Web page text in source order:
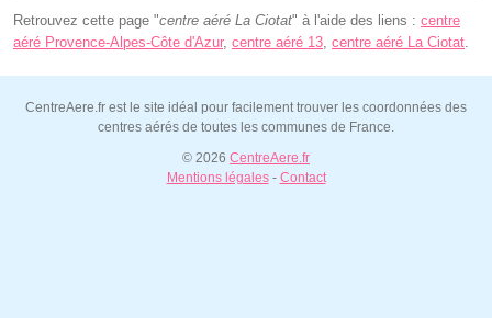
Retrouvez cette page "centre aéré La Ciotat" à l'aide des liens : centre
aéré Provence-Alpes-Côte d'Azur, centre aéré 13 centre aéré La Ciotat
CentreAere.fr est le site idéal pour facilement trouver les coordonnées des
centres aérés de toutes les communes de France.
© 2026 CentreAere.fr
Mentions légales- Contact